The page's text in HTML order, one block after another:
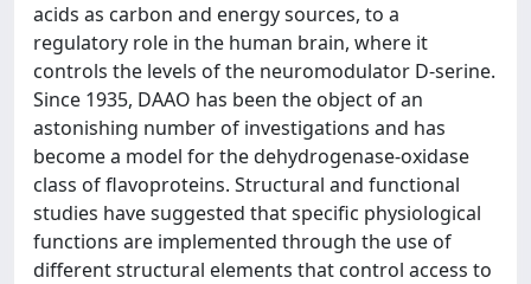
acids as carbon and energy sources, to a
regulatory role in the human brain, where it
controls the levels of the neuromodulator D-serine.
Since 1935, DAAO has been the object of an
astonishing number of investigations and has
become a model for the dehydrogenase-oxidase
class of flavoproteins. Structural and functional
studies have suggested that specific physiological
functions are implemented through the use of
different structural elements that control access to